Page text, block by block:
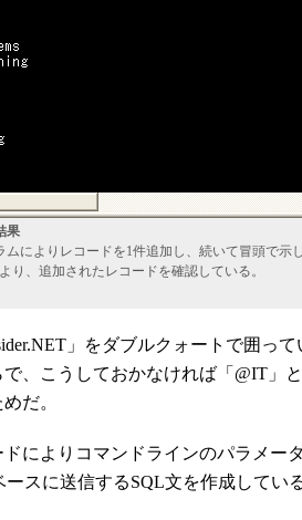
果
ムによりレコードを1件追加し、続いて冒頭で示
り、追加されたレコードを確認している。
」をダブルクォートで囲って
、こうしておかなければ「@IT」
だ。
によりコマンドラインのパラメー
スに送信するSQL文を作成している